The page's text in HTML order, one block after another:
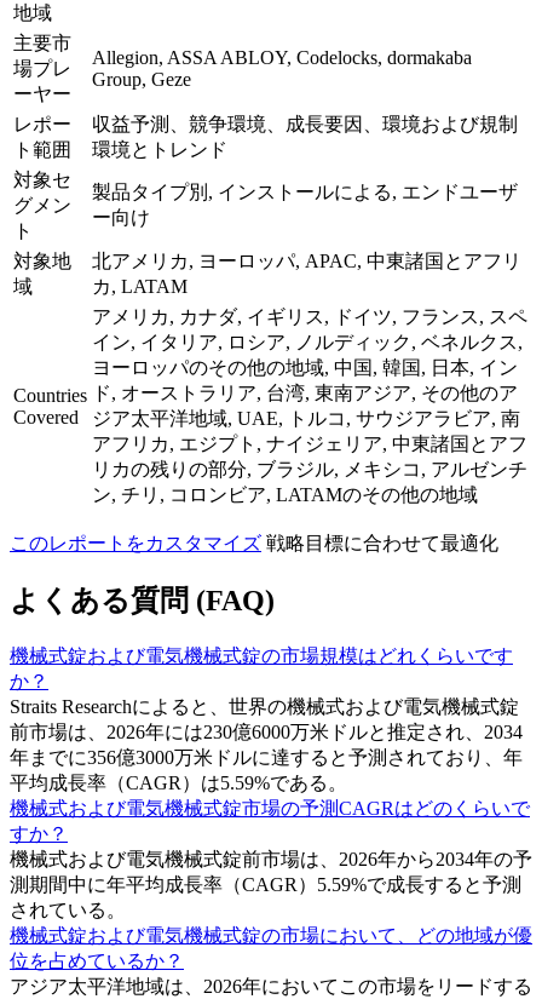
地域
主要市
場プレ
ーヤー
Allegion, ASSA ABLOY, Codelocks, dormakaba
Group, Geze
レポー
ト範囲
収益予測、競争環境、成長要因、環境および規制
環境とトレンド
対象セ
グメン
ト
製品タイプ別, インストールによる, エンドユーザ
ー向け
対象地
域
北アメリカ, ヨーロッパ, APAC, 中東諸国とアフリ
カ, LATAM
Countries
Covered
アメリカ, カナダ, イギリス, ドイツ, フランス, スペ
イン, イタリア, ロシア, ノルディック, ベネルクス,
ヨーロッパのその他の地域, 中国, 韓国, 日本, イン
ド, オーストラリア, 台湾, 東南アジア, その他のア
ジア太平洋地域, UAE, トルコ, サウジアラビア, 南
アフリカ, エジプト, ナイジェリア, 中東諸国とアフ
リカの残りの部分, ブラジル, メキシコ, アルゼンチ
ン, チリ, コロンビア, LATAMのその他の地域
このレポートをカスタマイズ 戦略目標に合わせて最適化
よくある質問 (FAQ)
機械式錠および電気機械式錠の市場規模はどれくらいです
か？
Straits Researchによると、世界の機械式および電気機械式錠
前市場は、2026年には230億6000万米ドルと推定され、2034
年までに356億3000万米ドルに達すると予測されており、年
平均成長率（CAGR）は5.59%である。
機械式および電気機械式錠市場の予測CAGRはどのくらいで
すか？
機械式および電気機械式錠前市場は、2026年から2034年の予
測期間中に年平均成長率（CAGR）5.59%で成長すると予測
されている。
機械式錠および電気機械式錠の市場において、どの地域が優
位を占めているか？
アジア太平洋地域は、2026年においてこの市場をリードする